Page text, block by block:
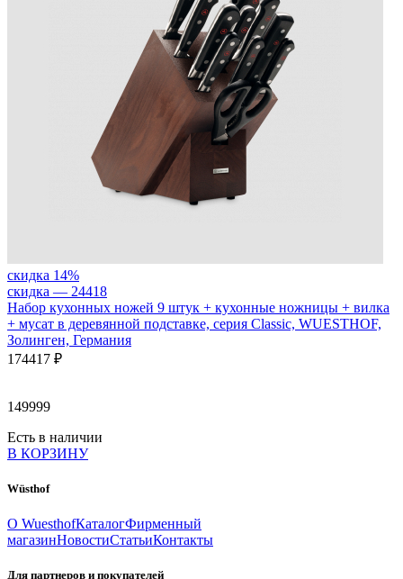
скидка 14%
скидка — 24418
Набор кухонных ножей 9 штук + кухонные ножницы + вилка
+ мусат в деревянной подставке, серия Classic, WUESTHOF,
Золинген, Германия
174417 ₽
149999
Есть в наличии
В КОРЗИНУ
Wüsthof
О WuesthofКаталогФирменный
магазинНовостиСтатьиКонтакты
Для партнеров и покупателей